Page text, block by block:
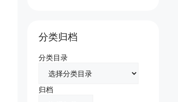
分类归档
分类目录
归档